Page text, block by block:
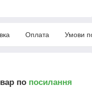
Оплата Умови
по посилання